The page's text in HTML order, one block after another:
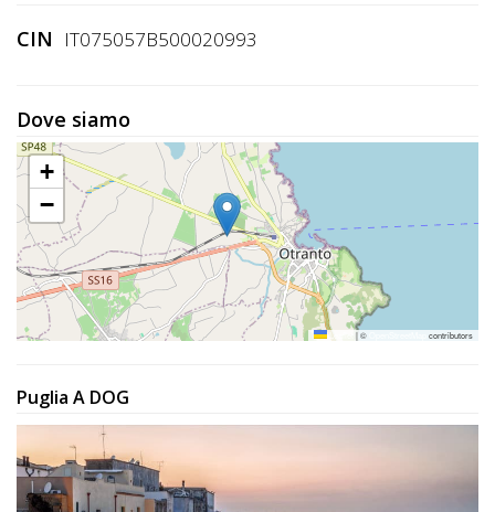
Accedi
Registrati
CIN IT075057B500020993
Dove siamo
+
−
Leaflet |© contributors
Puglia A DOG